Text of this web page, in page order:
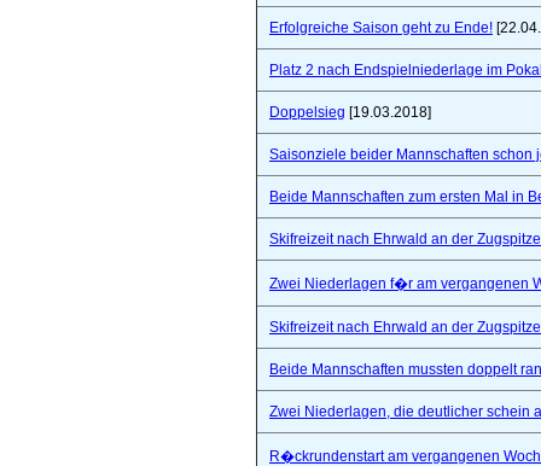
Erfolgreiche Saison geht zu Ende!
Platz 2 nach Endspielniederlage im
Doppelsieg [19.03.2018]
Saisonziele beider Mannschaften schon
Beide Mannschaften zum ersten Mal in
Skifreizeit nach Ehrwald an der Zugspitze
Zwei Niederlagen f�r am vergangenen
Skifreizeit nach Ehrwald an der Zugspitze
Beide Mannschaften mussten doppelt
Zwei Niederlagen, die deutlicher schein
R�ckrundenstart am vergangenen